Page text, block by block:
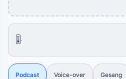
🎚️ ·
Podcast Voice-over Gesang